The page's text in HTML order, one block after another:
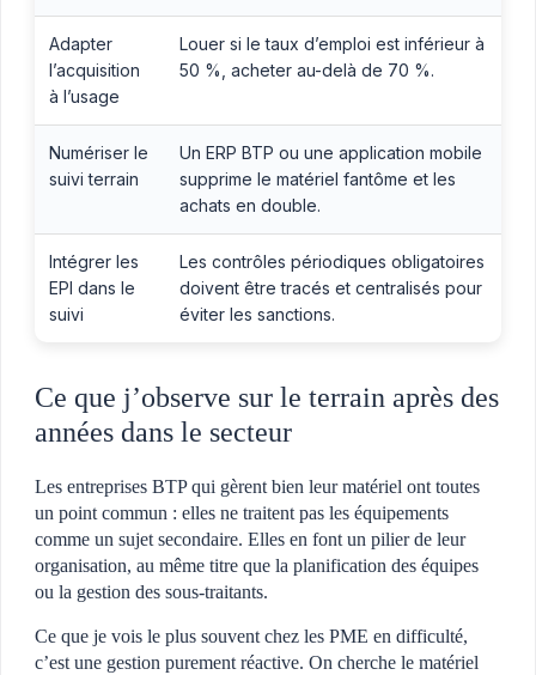
Adapter
l’acquisition
à l’usage
Louer si le taux d’emploi est inférieur à
50 %, acheter au-delà de 70 %.
Numériser le
suivi terrain
Un ERP BTP ou une application mobile
supprime le matériel fantôme et les
achats en double.
Intégrer les
EPI dans le
suivi
Les contrôles périodiques obligatoires
doivent être tracés et centralisés pour
éviter les sanctions.
Ce que j’observe sur le terrain après des
années dans le secteur
Les entreprises BTP qui gèrent bien leur matériel ont toutes
un point commun : elles ne traitent pas les équipements
comme un sujet secondaire. Elles en font un pilier de leur
organisation, au même titre que la planification des équipes
ou la gestion des sous-traitants.
Ce que je vois le plus souvent chez les PME en difficulté,
c’est une gestion purement réactive. On cherche le matériel